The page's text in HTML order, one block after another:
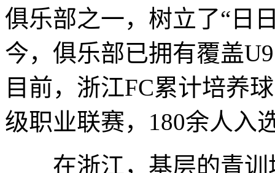
俱乐部之一，树立了“日
今，俱乐部已拥有覆盖
目前，浙江FC累计培养
级职业联赛，180余人入
在浙江，基层的青训